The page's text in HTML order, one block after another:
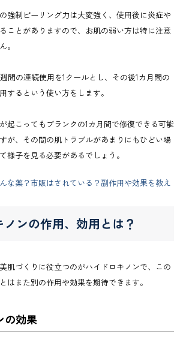
強制ピーリング力は大変強く、使用後に炎症や
ことがありますので、お肌の弱い方は特に注意
。
間の連続使用を1クールとし、その後1カ月間の
するという使い方をします。
起こってもブランクの1カ月間で修復できる可能
が、その間の肌トラブルがあまりにもひどい場
様子を見る必要があるでしょう。
な薬？市販はされている？副作用や効果を教え
ンの作用、効用とは？
肌づくりに役立つのがハイドロキノンで、この
はまた別の作用や効果を期待できます。
の効果